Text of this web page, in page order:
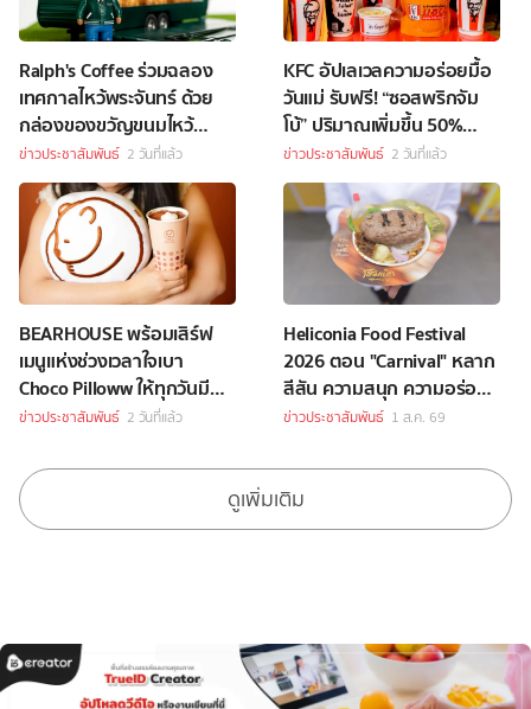
Ralph's Coffee ร่วมฉลอง
เทศกาลไหว้พระจันทร์ ด้วย
กล่องของขวัญขนมไหว้
พระจันทร์สุดพิเศษ
ข่าวประชาสัมพันธ์ 2 วันที่แล้ว
KFC อัปเลเวลความอร่อยมื้อ
วันแม่ รับฟรี! “ซอสพริกจัม
โบ้” ปริมาณเพิ่มขึ้น 50%
เพียงซื้อชุดบักเก็ตที่ร่วม
รายการราคา 349 บาทขึ้นไป
ข่าวประชาสัมพันธ์ 2 วันที่แล้ว
BEARHOUSE พร้อมเสิร์ฟ
เมนูแห่งช่วงเวลาใจเบา
Choco Pilloww ให้ทุกวันมี
“Soft Moment”
ข่าวประชาสัมพันธ์ 2 วันที่แล้ว
Heliconia Food Festival
2026 ตอน "Carnival" หลาก
สีสัน ความสนุก ความอร่อย
Celebrity Chef กว่า 70 ชีวิต
ข่าวประชาสัมพันธ์ 1 ส.ค. 69
ดูเพิ่มเติม